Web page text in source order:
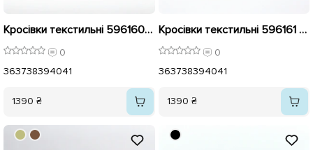
Кросівки текстильні 596160 Чорні
0
363738394041
1390 ₴
Кросівки текстильні 596161 Чорно-сірі
0
363738394041
1390 ₴